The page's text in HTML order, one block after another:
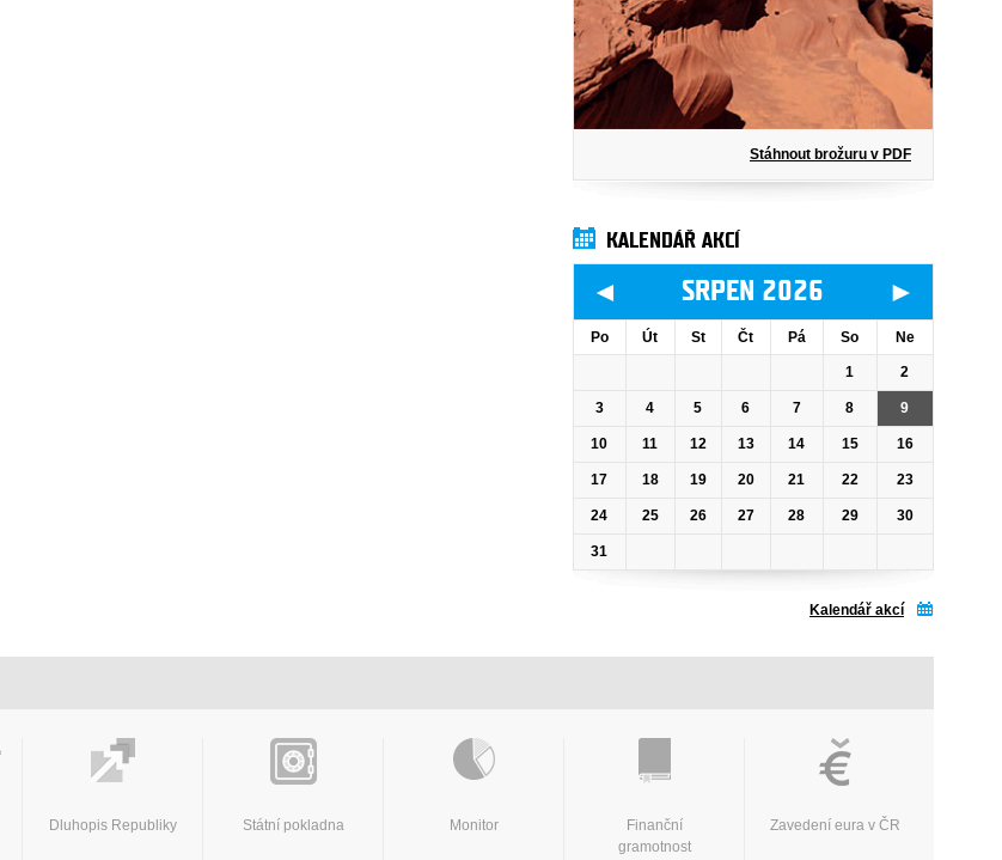
Stáhnout brožuru v PDF
KALENDÁŘ AKCÍ
◄ SRPEN 2026 ►
Po Út St Čt Pá So Ne
1 2
3 4 5 6 7 8 9
10 11 12 13 14 15 16
17 18 19 20 21 22 23
24 25 26 27 28 29 30
31
Kalendář akcí
Dluhopis Republiky Státní pokladna Monitor
Finanční
gramotnost
Zavedení eura v ČR